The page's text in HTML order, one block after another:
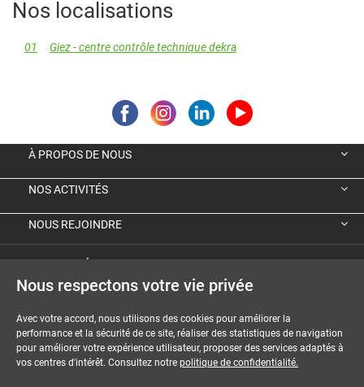
Nos localisations
01 Giez - centre contrôle technique dekra
À PROPOS DE NOUS
NOS ACTIVITÉS
NOUS REJOINDRE
MENTIONS LÉGALES
CGU-CGV
Nous respectons votre vie privée
Avec votre accord, nous utilisons des cookies pour améliorer la
performance et la sécurité de ce site, réaliser des statistiques de navigation
pour améliorer votre expérience utilisateur, proposer des services adaptés à
vos centres d'intérêt. Consultez notre politique de confidentialité.